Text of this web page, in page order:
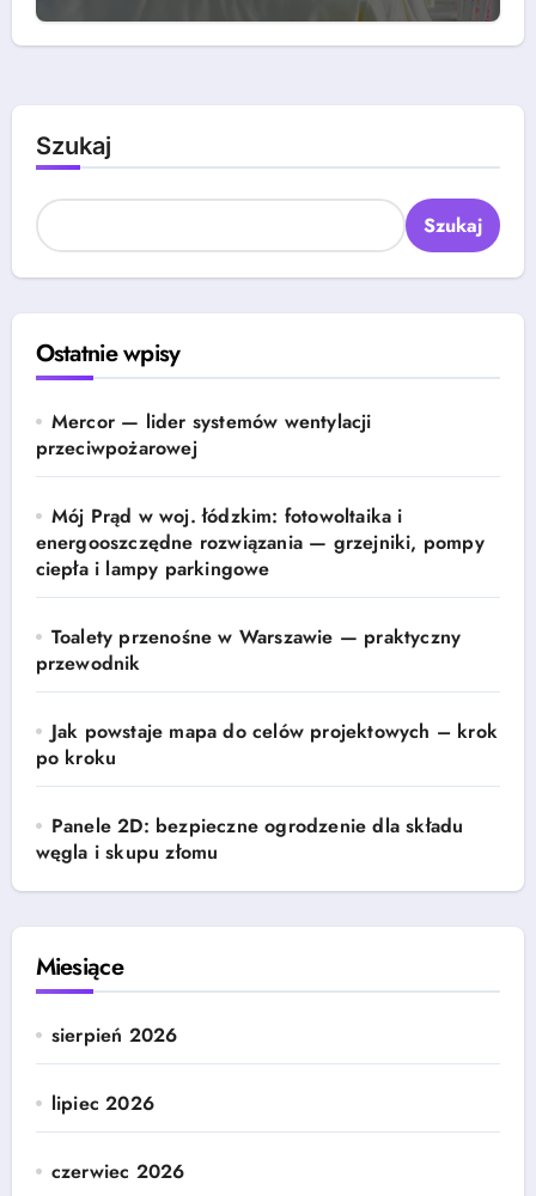
Szukaj
Szukaj
Ostatnie wpisy
Mercor — lider systemów wentylacji
przeciwpożarowej
Mój Prąd w woj. łódzkim: fotowoltaika i
energooszczędne rozwiązania — grzejniki, pompy
ciepła i lampy parkingowe
Toalety przenośne w Warszawie — praktyczny
przewodnik
Jak powstaje mapa do celów projektowych – krok
po kroku
Panele 2D: bezpieczne ogrodzenie dla składu
węgla i skupu złomu
Miesiące
sierpień 2026
lipiec 2026
czerwiec 2026